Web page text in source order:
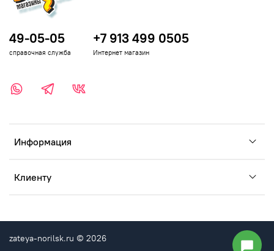
Информация
Клиенту
49-05-05
справочная служба
+7 913 499 0505
Интернет магазин
zateya-norilsk.ru © 2026